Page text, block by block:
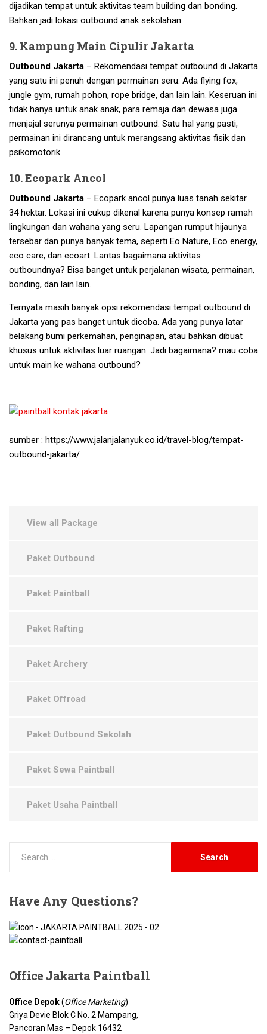
dijadikan tempat untuk aktivitas team building dan bonding.
Bahkan jadi lokasi outbound anak sekolahan.
9. Kampung Main Cipulir Jakarta
Outbound Jakarta – Rekomendasi tempat outbound di Jakarta
yang satu ini penuh dengan permainan seru. Ada flying fox,
jungle gym, rumah pohon, rope bridge, dan lain lain. Keseruan ini
tidak hanya untuk anak anak, para remaja dan dewasa juga
menjajal serunya permainan outbound. Satu hal yang pasti,
permainan ini dirancang untuk merangsang aktivitas fisik dan
psikomotorik.
10. Ecopark Ancol
Outbound Jakarta – Ecopark ancol punya luas tanah sekitar
34 hektar. Lokasi ini cukup dikenal karena punya konsep ramah
lingkungan dan wahana yang seru. Lapangan rumput hijaunya
tersebar dan punya banyak tema, seperti Eo Nature, Eco energy,
eco care, dan ecoart. Lantas bagaimana aktivitas
outboundnya? Bisa banget untuk perjalanan wisata, permainan,
bonding, dan lain lain.
Ternyata masih banyak opsi rekomendasi tempat outbound di
Jakarta yang pas banget untuk dicoba. Ada yang punya latar
belakang bumi perkemahan, penginapan, atau bahkan dibuat
khusus untuk aktivitas luar ruangan. Jadi bagaimana? mau coba
untuk main ke wahana outbound?
sumber : https://www.jalanjalanyuk.co.id/travel-blog/tempat-
outbound-jakarta/
View all Package
Paket Outbound
Paket Paintball
Paket Rafting
Paket Archery
Paket Offroad
Paket Outbound Sekolah
Paket Sewa Paintball
Paket Usaha Paintball
HaveAny Questions?
Office JakartaPaintball
Office Depok(Office Marketing)
Griya Devie Blok C No. 2 Mampang,
Pancoran Mas – Depok 16432